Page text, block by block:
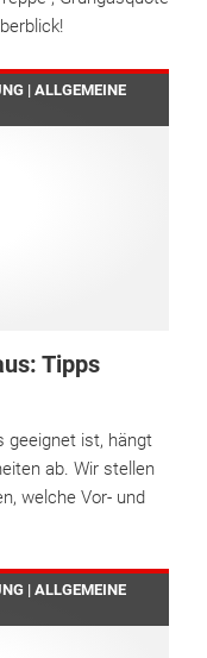
| ALLGEMEINE
Tipps
geeignet ist, hängt
ab. Wir stellen
welche Vor- und
| ALLGEMEINE